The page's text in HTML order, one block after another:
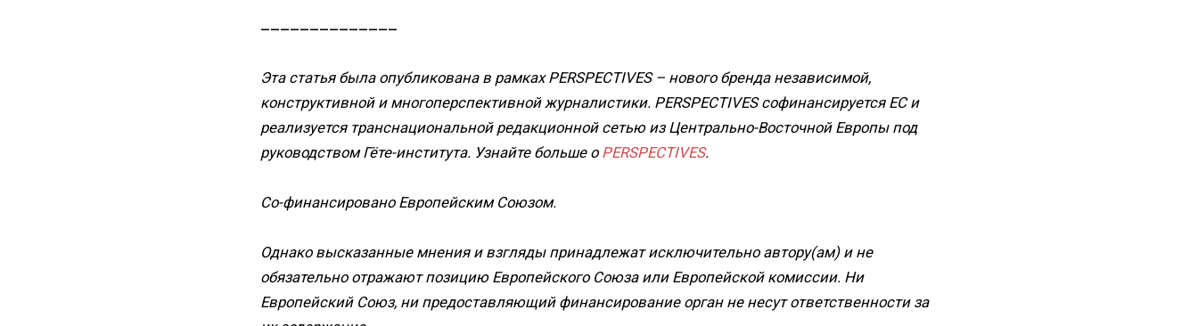
Эта статья была опубликована в рамках PERSPECTIVES – нового бренда независимой,
конструктивной и многоперспективной журналистики. PERSPECTIVES софинансируется ЕС и
реализуется транснациональной редакционной сетью из Центрально-Восточной Европы под
руководством Гёте-института. Узнайте больше о PERSPECTIVES.
Со-финансировано Европейским Союзом.
Однако высказанные мнения и взгляды принадлежат исключительно автору(ам) и не
обязательно отражают позицию Европейского Союза или Европейской комиссии. Ни
Европейский Союз, ни предоставляющий финансирование орган не несут ответственности за